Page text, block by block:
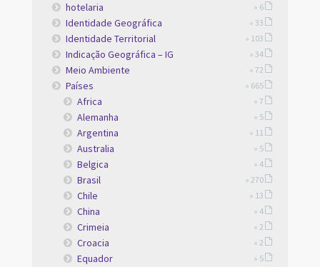
hotelaria » 6
Identidade Geográfica » 33
Identidade Territorial » 103
Indicação Geográfica – IG » 34
Meio Ambiente » 72
Países » 665
Africa » 7
Alemanha » 5
Argentina » 11
Australia » 5
Belgica » 4
Brasil » 270
Chile » 13
China » 4
Crimeia » 2
Croacia » 2
Equador » 5